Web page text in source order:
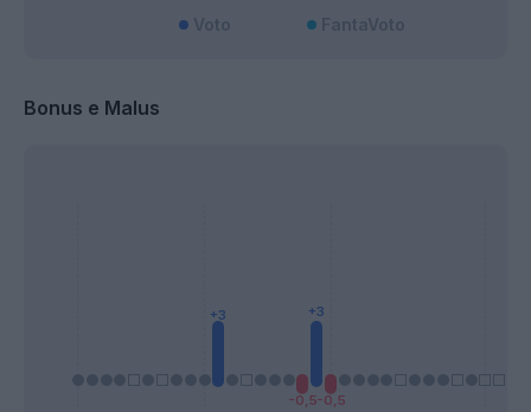
Bonus e Malus